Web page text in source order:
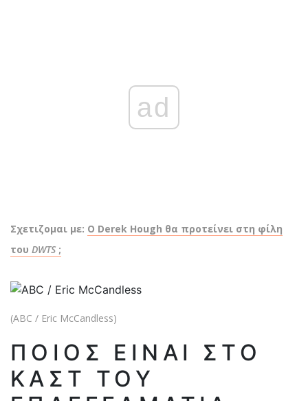
ad
Σχετιζομαι με: Ο Derek Hough θα προτείνει στη φίλη
του DWTS ;
(ABC / Eric McCandless)
ΠΟΙΟΣ ΕΊΝΑΙ ΣΤΟ
ΚΑΣΤ ΤΟΥ